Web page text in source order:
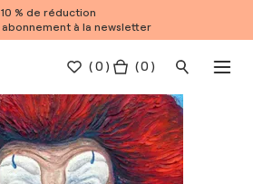
10 % de réduction
à la newsletter
(0 ) ( 0 )